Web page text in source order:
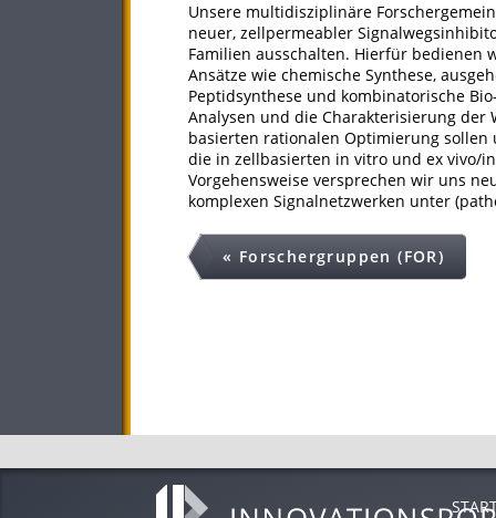
Unsere multidisziplinäre
neuer, zellpermeabler
Familien ausschalten. Hierfür bedienen
Ansätze wie chemische Synthese,
Peptidsynthese und kombinatorische
Analysen und die Charakterisierung
basierten rationalen Optimierung
die in zellbasierten in vitro und ex vivo/
Vorgehensweise versprechen wir uns
komplexen Signalnetzwerken unter
« Forschergruppen (FOR)